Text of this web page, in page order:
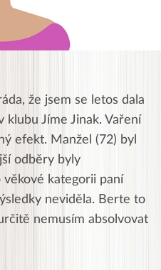
že jsem se letos dala
klubu Jíme Jinak. Vaření
efekt. Manžel (72) byl
odběry byly
kategorii paní
neviděla. Berte to
nemusím absolvovat